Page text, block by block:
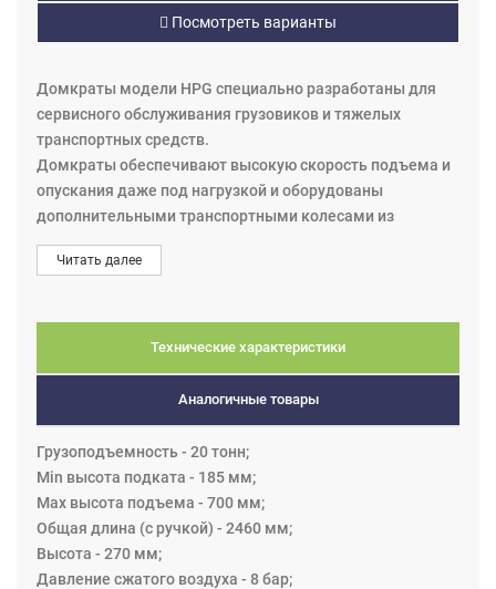
Посмотреть варианты
Домкраты модели HPG специально разработаны для
сервисного обслуживания грузовиков и тяжелых
транспортных средств.
Домкраты обеспечивают высокую скорость подъема и
опускания даже под нагрузкой и оборудованы
дополнительными транспортными колесами из
твердого каучука. Расположение колес обеспечивает
высокую маневренность, даже в небольшом рабочем
хромированными цилиндрями повышеной
опускание без нагрузки.
Опорная плита и ее крепления сделаны из твердой
стали. Шейки осей опорных подшипников отшлифованы,
хромированы и оборудованы нипелем для смазки.
Дополнительно может оснащаться удлинителем.
Читать далее
Технические характеристики
Аналогичные товары
Грузоподъемность - 20 тонн;
Min высота подката - 185 мм;
Max высота подъема - 700 мм;
Общая длина (с ручкой) - 2460 мм;
Высота - 270 мм;
Давление сжатого воздуха - 8 бар;